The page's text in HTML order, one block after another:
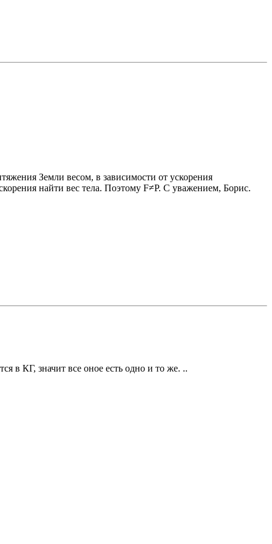
Земли весом, в зависимости от ускорения
найти вес тела. Поэтому F≠P. С уважением, Борис.
в КГ, значит все оное есть одно и то же. ..